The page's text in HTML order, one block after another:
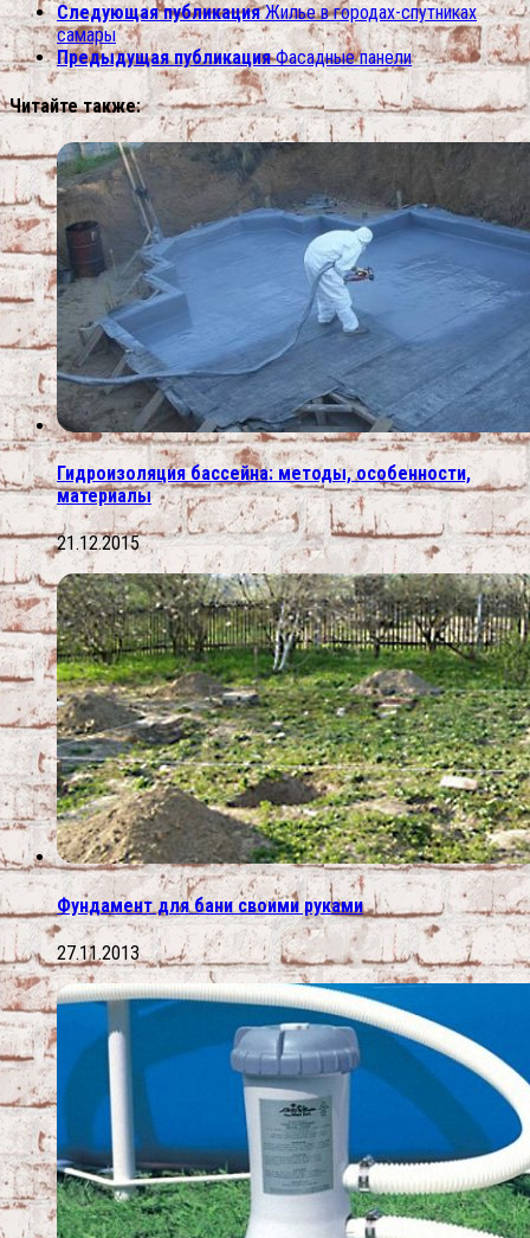
Следующая публикация Жилье в городах-спутниках
самары
Предыдущая публикация Фасадные панели
Читайте также:
Гидроизоляция бассейна: методы, особенности,
материалы
21.12.2015
Фундамент для бани своими руками
27.11.2013